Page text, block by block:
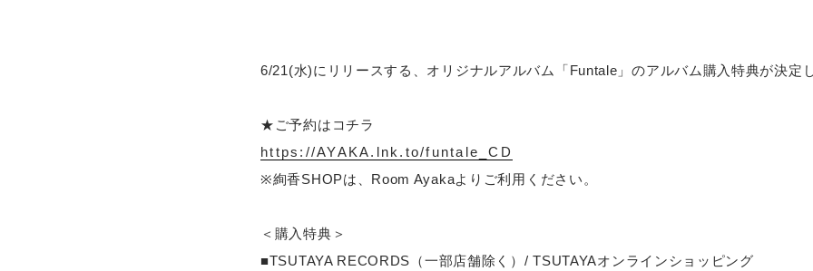
6/21(水)にリリースする、オリジナルアルバム「Funtale」のアルバム購入特典が決定
★ご予約はコチラ
https://AYAKA.lnk.to/funtale_CD
※絢香SHOPは、Room Ayakaよりご利用ください。
＜購入特典＞
■TSUTAYA RECORDS（一部店舗除く）/ TSUTAYAオンラインショッピング